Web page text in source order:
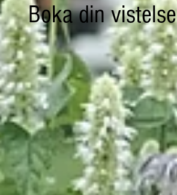
Boka din vistelse